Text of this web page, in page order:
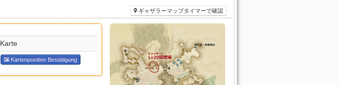
ギャザラーマップタイマーで確認
Karte
Kartenposition Bestätigung